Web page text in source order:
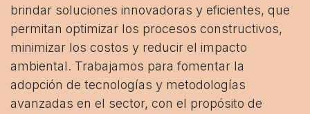
brindar soluciones innovadoras y eficientes, que
permitan optimizar los procesos constructivos,
minimizar los costos y reducir el impacto
ambiental. Trabajamos para fomentar la
adopción de tecnologías y metodologías
avanzadas en el sector, con el propósito de